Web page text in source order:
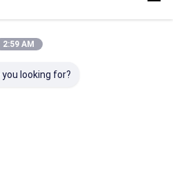
2:59 AM
looking for?